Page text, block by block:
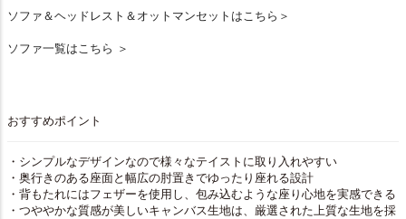
ソファ＆ヘッドレスト＆オットマンセットはこちら＞
ソファ一覧はこちら ＞
おすすめポイント
・シンプルなデザインなので様々なテイストに取り入れやすい
・奥行きのある座面と幅広の肘置きでゆったり座れる設計
・背もたれにはフェザーを使用し、包み込むような座り心地を実感できる
・つややかな質感が美しいキャンバス生地は、厳選された上質な生地を採